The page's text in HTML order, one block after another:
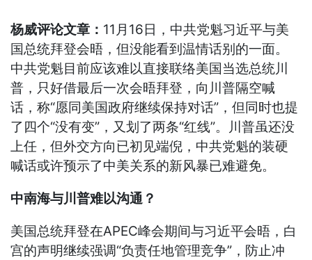
杨威评论文章： 11月16日，中共党魁习近平与美
国总统拜登会晤，但没能看到温情话别的一面。
中共党魁目前应该难以直接联络美国当选总统川
普，只好借最后一次会晤拜登，向川普隔空喊
话，称“愿同美国政府继续保持对话”，但同时也提
了四个“没有变”，又划了两条“红线”。川普虽还没
上任，但外交方向已初见端倪，中共党魁的装硬
喊话或许预示了中美关系的新风暴已难避免。
中南海与川普难以沟通？
美国总统拜登在APEC峰会期间与习近平会晤，白
宫的声明继续强调“负责任地管理竞争”，防止冲